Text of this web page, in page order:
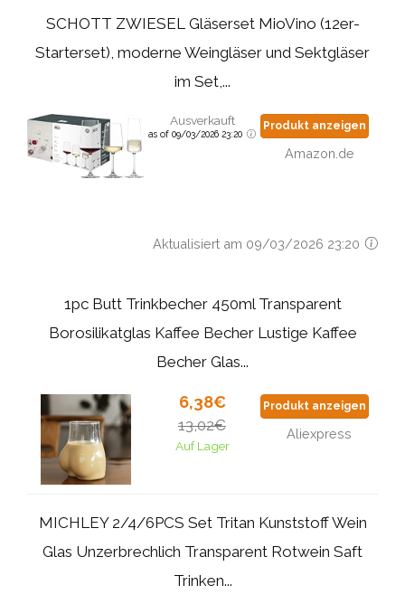
SCHOTT ZWIESEL Gläserset MioVino (12er-
Starterset), moderne Weingläser und Sektgläser
im Set,...
Ausverkauft
as of 09/03/2026 23:20
Produkt anzeigen
Amazon.de
Aktualisiert am 09/03/2026 23:20
1pc Butt Trinkbecher 450ml Transparent
Borosilikatglas Kaffee Becher Lustige Kaffee
Becher Glas...
6,38€
13,02€
Auf Lager
Produkt anzeigen
Aliexpress
MICHLEY 2/4/6PCS Set Tritan Kunststoff Wein
Glas Unzerbrechlich Transparent Rotwein Saft
Trinken...